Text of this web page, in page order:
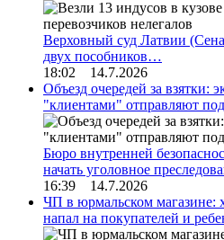
Верховный суд Латвии
двух пособников…
18:02 14.7.2026
Объезд очередей за взятки:
"клиентами" отправляют
Бюро внутренней
начать уголовное
16:39 14.7.2026
ЧП в юрмальском магазине:
напал на покупателей и